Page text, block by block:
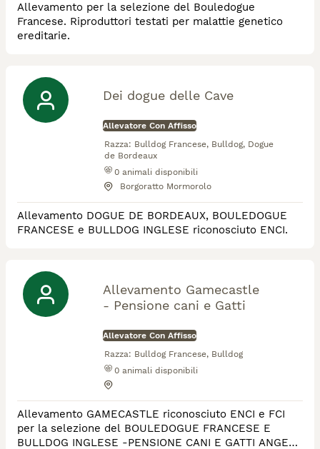
Allevamento per la selezione del Bouledogue
Francese. Riproduttori testati per malattie genetico
ereditarie.
Dei dogue delle Cave
Allevatore Con Affisso
Razza: Bulldog Francese, Bulldog, Dogue
de Bordeaux
0 animali disponibili
Borgoratto Mormorolo
Allevamento DOGUE DE BORDEAUX, BOULEDOGUE
FRANCESE e BULLDOG INGLESE riconosciuto ENCI.
Allevamento Gamecastle
- Pensione cani e Gatti
Allevatore Con Affisso
Razza: Bulldog Francese, Bulldog
0 animali disponibili
Allevamento GAMECASTLE riconosciuto ENCI e FCI
per la selezione del BOULEDOGUE FRANCESE E
BULLDOG INGLESE -PENSIONE CANI E GATTI ANGERA